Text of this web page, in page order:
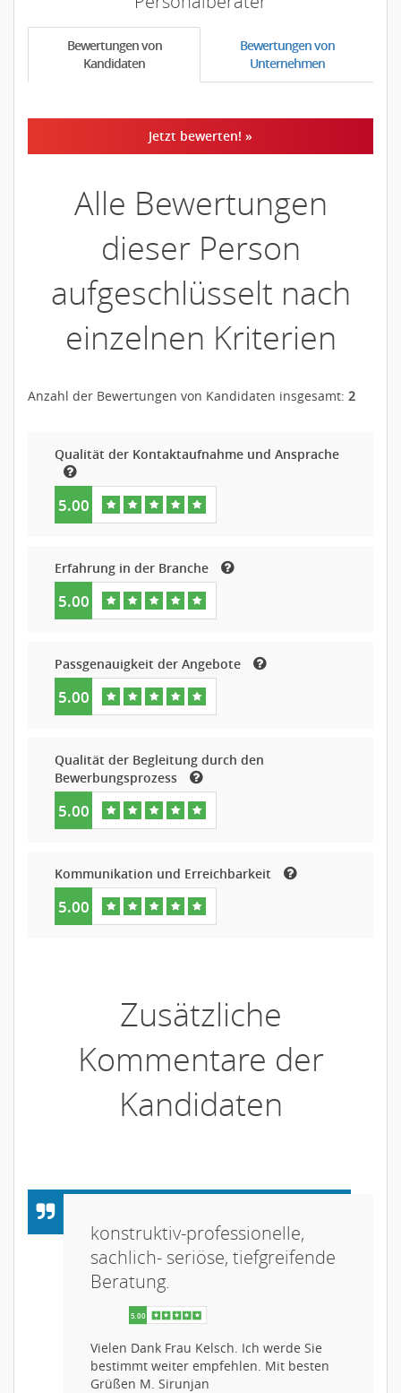
Bewertungen von
Kandidaten
Bewertungen von
Unternehmen
Jetzt bewerten! »
Alle Bewertungen
dieser Person
aufgeschlüsselt nach
einzelnen Kriterien
Anzahl der Bewertungen von Kandidaten insgesamt: 2
Qualität der Kontaktaufnahme und Ansprache
5.00
Erfahrung in der Branche
5.00
Passgenauigkeit der Angebote
5.00
Qualität der Begleitung durch den
Bewerbungsprozess
5.00
Kommunikation und Erreichbarkeit
5.00
Zusätzliche
Kommentare der
Kandidaten
konstruktiv-professionelle,
sachlich- seriöse, tiefgreifende
Beratung.
Vielen Dank Frau Kelsch. Ich werde Sie
bestimmt weiter empfehlen. Mit besten
Grüßen M. Sirunjan